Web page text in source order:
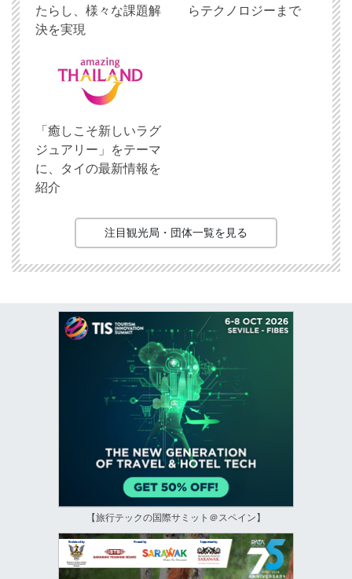
たらし、様々な課題解
決を実現
らテクノロジーまで
「癒しこそ新しいラグ
ジュアリー」をテーマ
に、タイの最新情報を
紹介
注目観光局・団体一覧を見る
【旅行テックの国際サミット＠スペイン】